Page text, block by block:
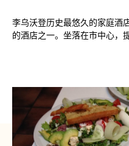
李乌沃登历史最悠久的家庭酒
的酒店之一。坐落在市中心，